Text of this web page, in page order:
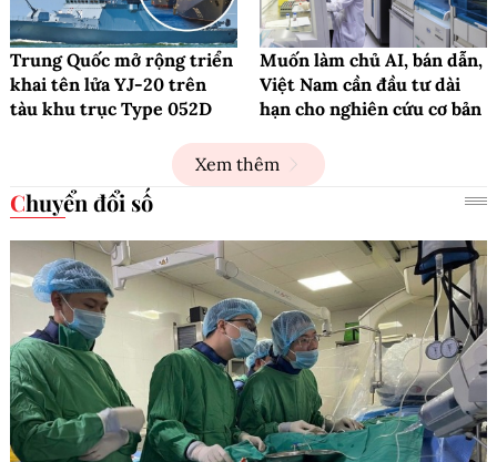
Trung Quốc mở rộng triển
khai tên lửa YJ-20 trên
tàu khu trục Type 052D
Muốn làm chủ AI, bán dẫn,
Việt Nam cần đầu tư dài
hạn cho nghiên cứu cơ bản
Xem thêm
Chuyển đổi số